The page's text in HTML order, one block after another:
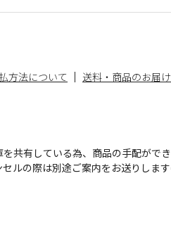
方法について
送料・商品のお届
共有している為、商品の手配がで
ルの際は別途ご案内をお送りしま